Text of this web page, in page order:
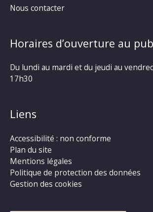
Nous contacter
Horaires d’ouverture au
Du lundi au mardi et du jeudi au
17h30
Liens
Accessibilité : non conforme
Plan du site
Mentions légales
Politique de protection des données
Gestion des cookies